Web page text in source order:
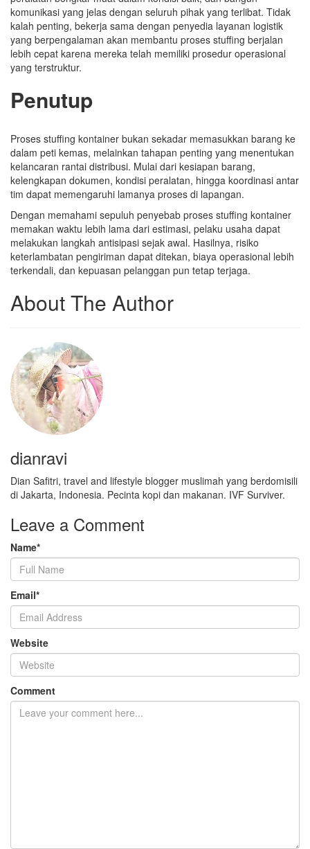
komunikasi yang jelas dengan seluruh pihak yang terlibat. Tidak
kalah penting, bekerja sama dengan penyedia layanan logistik
yang berpengalaman akan membantu proses stuffing berjalan
lebih cepat karena mereka telah memiliki prosedur operasional
yang terstruktur.
Penutup
Proses stuffing kontainer bukan sekadar memasukkan barang ke
dalam peti kemas, melainkan tahapan penting yang menentukan
kelancaran rantai distribusi. Mulai dari kesiapan barang,
kelengkapan dokumen, kondisi peralatan, hingga koordinasi antar
tim dapat memengaruhi lamanya proses di lapangan.
Dengan memahami sepuluh penyebab proses stuffing kontainer
memakan waktu lebih lama dari estimasi, pelaku usaha dapat
melakukan langkah antisipasi sejak awal. Hasilnya, risiko
keterlambatan pengiriman dapat ditekan, biaya operasional lebih
terkendali, dan kepuasan pelanggan pun tetap terjaga.
About The Author
dianravi
Dian Safitri, travel and lifestyle blogger muslimah yang berdomisili
di Jakarta, Indonesia. Pecinta kopi dan makanan. IVF Surviver.
Leave a Comment
Name*
Email*
Website
Comment